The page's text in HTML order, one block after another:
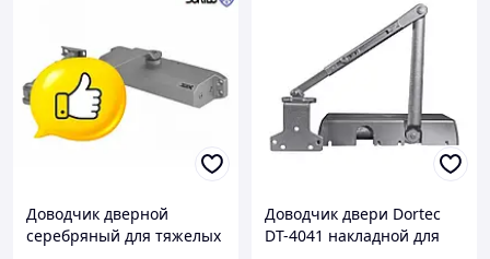
Доводчик дверной
серебряный для тяжелых
Доводчик двери Dortec
DT-4041 накладной для